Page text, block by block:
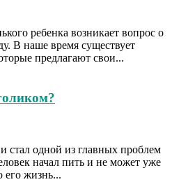
ребенка возникает вопрос о
В наше время существует
предлагают свои...
стал одной из главных проблем
начал пить и не может уже
его жизнь...